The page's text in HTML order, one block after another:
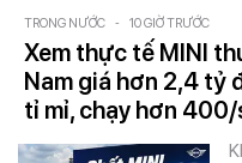
TRONG NƯỚC - 10 GIỜ TRƯỚC
Xem thực tế MINI
Nam giá hơn 2,4 tỷ
tỉ mỉ, chạy hơn